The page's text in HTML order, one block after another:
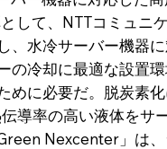
して、NTTコミュニ
、水冷サーバー機器
冷却に最適な設置環
めに必要だ。脱炭素
導率の高い液体をサ
Nexcenter」は、